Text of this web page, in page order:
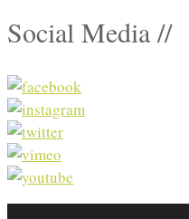
Social Media //